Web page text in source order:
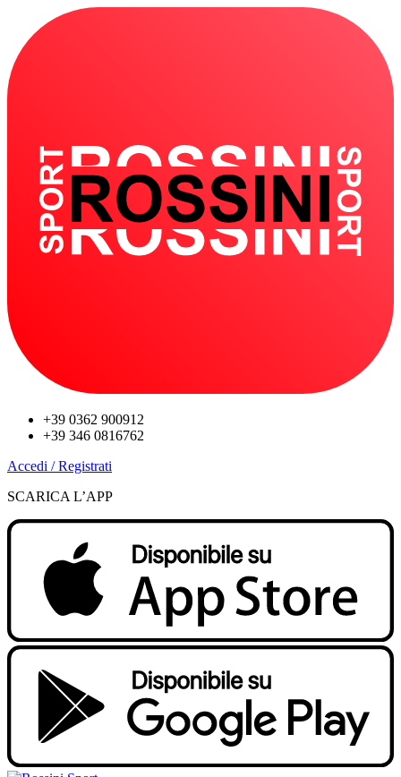
+39 0362 900912
+39 346 0816762
Accedi / Registrati
SCARICA L’APP